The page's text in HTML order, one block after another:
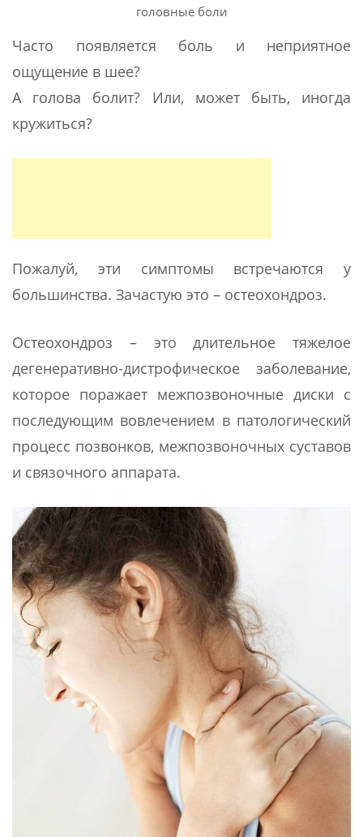
головные боли
Часто появляется боль и неприятное
ощущение в шее?
А голова болит? Или, может быть, иногда
кружиться?
Пожалуй, эти симптомы встречаются у
большинства. Зачастую это – остеохондроз.
Остеохондроз – это длительное тяжелое
дегенеративно-дистрофическое заболевание,
которое поражает межпозвоночные диски с
последующим вовлечением в патологический
процесс позвонков, межпозвоночных суставов
и связочного аппарата.